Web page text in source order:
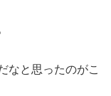
なと思ったのがこ